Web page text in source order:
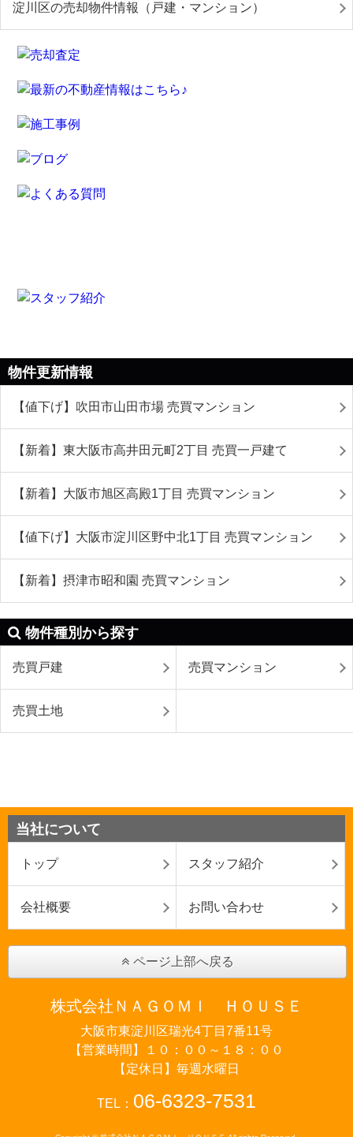
淀川区の売却物件情報（戸建・マンション）
物件更新情報
【値下げ】吹田市山田市場 売買マンション
【新着】東大阪市高井田元町2丁目 売買一戸建て
【新着】大阪市旭区高殿1丁目 売買マンション
【値下げ】大阪市淀川区野中北1丁目 売買マンション
【新着】摂津市昭和園 売買マンション
物件種別から探す
売買戸建 売買マンション
売買土地
当社について
トップ スタッフ紹介
会社概要 お問い合わせ
ページ上部へ戻る
株式会社ＮＡＧＯＭＩ ＨＯＵＳＥ
大阪市東淀川区瑞光4丁目7番11号
【営業時間】１０：００～１８：００
【定休日】毎週水曜日
TEL： 06-6323-7531